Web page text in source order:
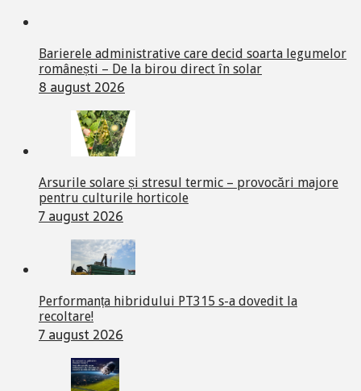
Barierele administrative care decid soarta legumelor
românești – De la birou direct în solar
8 august 2026
Arsurile solare și stresul termic – provocări majore
pentru culturile horticole
7 august 2026
Performanța hibridului PT315 s-a dovedit la
recoltare!
7 august 2026